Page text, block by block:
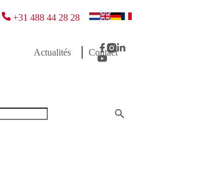
+31 488 44 28 28
Actualités Contact